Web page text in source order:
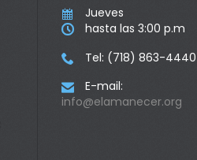
 Jueves
 hasta las 3:00 p.m
 Tel: (718) 863-4440

E-mail:
info@elamanecer.org